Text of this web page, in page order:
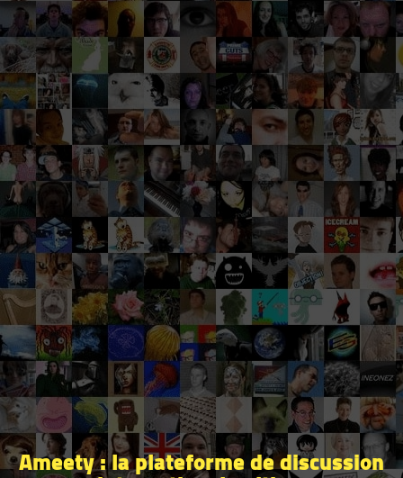
Ameety : la plateforme de discussion